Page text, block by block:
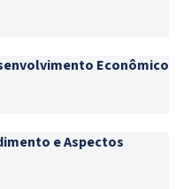
Econômico
e Aspectos